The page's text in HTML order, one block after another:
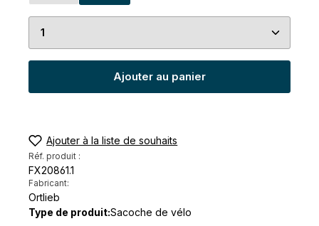
Quantité de produit : Entrez la quantité
Ajouter au panier
Ajouter à la liste de souhaits
Réf. produit :
FX20861.1
Fabricant:
Ortlieb
Type de produit:Sacoche de vélo